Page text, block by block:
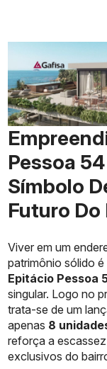
Pessoa
Símbolo
Futuro Do
Viver em um
patrimônio sólido
Epitácio Pessoa
singular. Logo no
trata-se de um
apenas 8
reforça a
exclusivos do